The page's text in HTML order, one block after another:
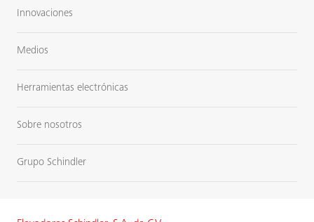
Innovaciones
Medios
Herramientas electrónicas
Sobre nosotros
Grupo Schindler